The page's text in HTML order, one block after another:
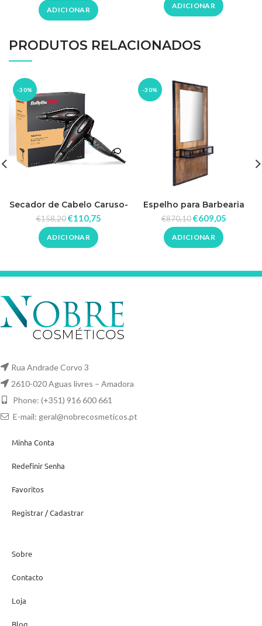
ADICIONAR ADICIONAR
PRODUTOS RELACIONADOS
-30%
Secador de Cabelo Caruso-
HQ 2400W Babyliss Pro
€158,20 €110,75
ADICIONAR
-30%
Espelho para Barbearia
Richard
€870,10 €609,05
ADICIONAR
Rua Andrade Corvo 3
2610-020 Aguas livres – Amadora
Phone: (+351) 916 600 661
E-mail: geral@nobrecosmeticos.pt
Minha Conta
Redefinir Senha
Favoritos
Registrar / Cadastrar
Sobre
Contacto
Loja
Blog